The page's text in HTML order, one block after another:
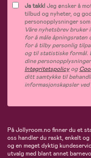
Ja takk!Jeg ønsker å
tilbud og nyheter, og
personopplysninger
Våre nyhetsbrev bruker
for å måle åpningsraten
for å tilby personlig
og til statistiske formål.
dine
Integritetspolicyog
ditt samtykke til
informasjonskapsler
På Jollyroom.no finner du et
oss handler du raskt, enkelt
og en meget dyktig
utvalg med blant annet